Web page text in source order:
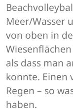
Meer/Wasser
von oben in
als dass man
konnte. Einen
Regen – so
haben.